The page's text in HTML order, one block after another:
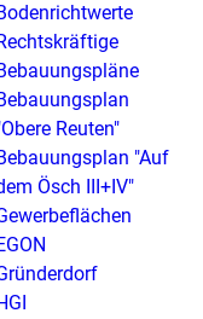
Reuten"
"Auf
Ösch III+IV"